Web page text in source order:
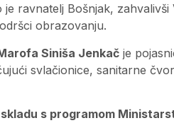
ravnatelj Bošnjak,
obrazovanju.
Siniša Jenkač je
svlačionice, sanitarne
s programom